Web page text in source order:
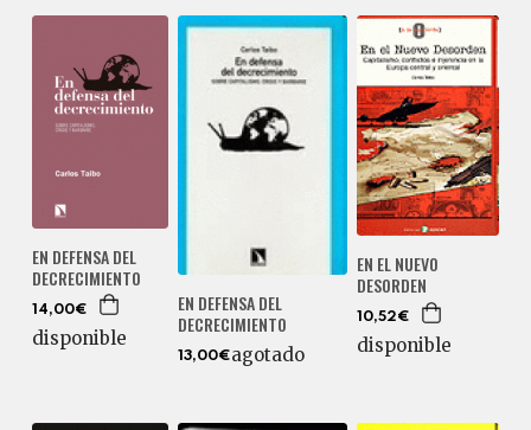
EN DEFENSA DEL
DECRECIMIENTO
14,00€
disponible
EN DEFENSA DEL
DECRECIMIENTO
13,00€agotado
EN EL NUEVO
DESORDEN
10,52€
disponible